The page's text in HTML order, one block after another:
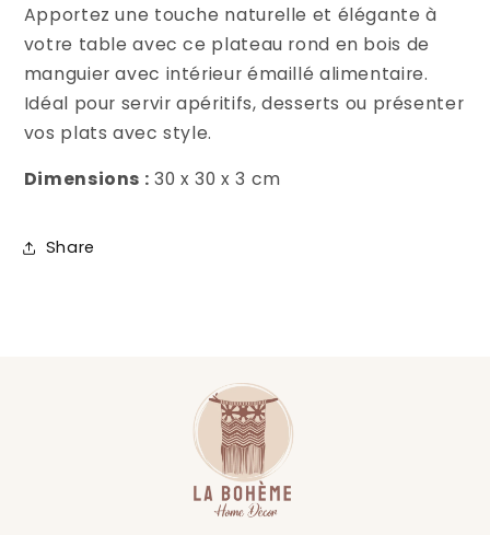
Apportez une touche naturelle et élégante à
votre table avec ce plateau rond en bois de
manguier avec intérieur émaillé alimentaire.
Idéal pour servir apéritifs, desserts ou présenter
vos plats avec style.
Dimensions : 30 x 30 x 3 cm
Share